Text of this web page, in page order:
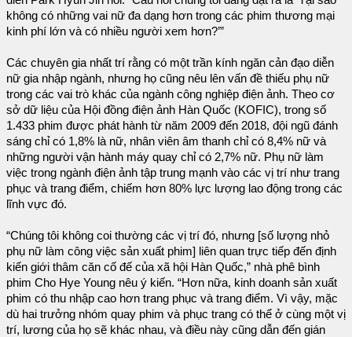
không có những vai nữ đa dạng hơn trong các phim thương mại
kinh phí lớn và có nhiều người xem hơn?’”
Các chuyên gia nhất trí rằng có một trần kính ngăn cản đạo diễn
nữ gia nhập ngành, nhưng họ cũng nêu lên vấn đề thiếu phụ nữ
trong các vai trò khác của ngành công nghiệp điện ảnh. Theo cơ
sở dữ liệu của Hội đồng điện ảnh Hàn Quốc (KOFIC), trong số
1.433 phim được phát hành từ năm 2009 đến 2018, đội ngũ đánh
sáng chỉ có 1,8% là nữ, nhân viên âm thanh chỉ có 8,4% nữ và
những người vận hành máy quay chỉ có 2,7% nữ. Phụ nữ làm
việc trong ngành điện ảnh tập trung mạnh vào các vị trí như trang
phục và trang điểm, chiếm hơn 80% lực lượng lao động trong các
lĩnh vực đó.
“Chúng tôi không coi thường các vị trí đó, nhưng [số lượng nhỏ
phụ nữ làm công việc sản xuất phim] liên quan trực tiếp đến định
kiến giới thâm căn cố đế của xã hội Hàn Quốc,” nhà phê bình
phim Cho Hye Young nêu ý kiến. “Hơn nữa, kinh doanh sản xuất
phim có thu nhập cao hơn trang phục và trang điểm. Vì vậy, mặc
dù hai trưởng nhóm quay phim và phục trang có thể ở cùng một vị
trí, lương của họ sẽ khác nhau, và điều này cũng dẫn đến gián